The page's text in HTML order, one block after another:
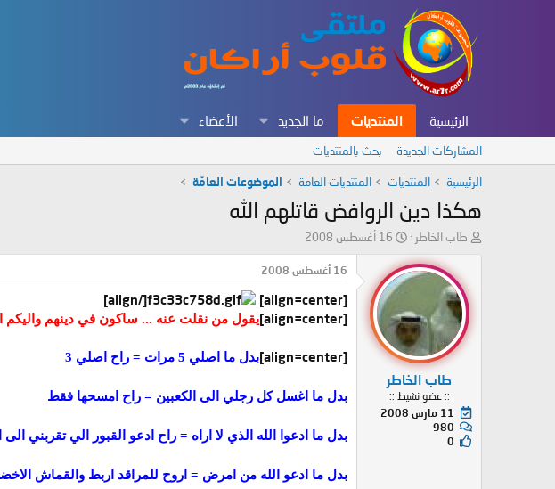
الرئيسية المنتديات ما الجديد الأعضاء
المشاركات الجديدة بحث بالمنتديات
الرئيسية المنتديات المنتديات العامة الموضوعات العامّة
هكذا دين الروافض قاتلهم الله
ب
ئ
ا
ل
م
و
طاب الخاطر
ت
ر
ي
خ
ا
ب
د
ء
16 أغسطس 2008
طاب الخاطر
:: عضو نشيط ::
11 مارس 2008
980
0
16 أغسطس 2008
[align=center]
[/align]
[align=center]
يقول من نقلت عنه ... ساكون في دينهم واليكم
[align=center] بدل ما اصلي 5 مرات = راح اصلي 3
بدل ما اغسل كل رجلي الى الكعبين = راح امسحها فقط
بدل ما ادعوا الله الذي لا اراه = راح ادعو القبور الي تقربني الى
بدل ما ادعو الله من امرض = اروح للمراقد اربط والقماش